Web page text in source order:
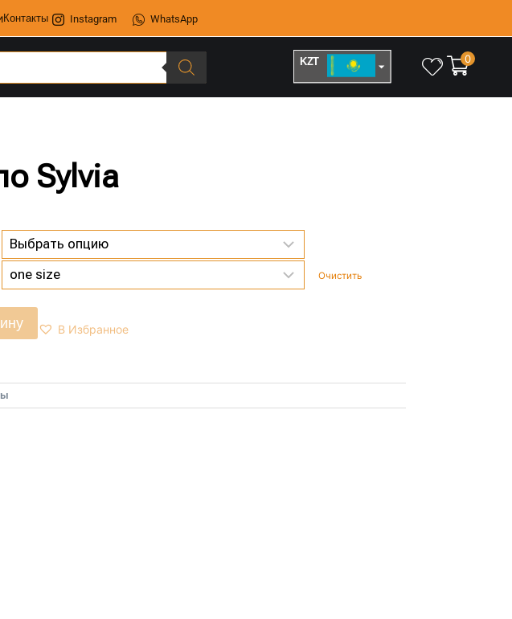
Контакты Instagram WhatsApp
KZT 0
Sylvia
Очистить
В Избранное